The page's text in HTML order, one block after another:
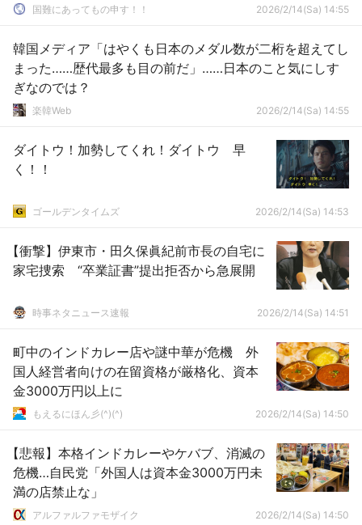
国難にあってもの申す！！ 2026/2/14(Sa) 14:55
韓国メディア「はやくも日本のメダル数が二桁を超えてし
まった……歴代最多も目の前だ」……日本のこと気にしす
ぎなのでは？
楽韓Web 2026/2/14(Sa) 14:55
ダイトウ！加勢してくれ！ダイトウ 早
く！！
ゴールデンタイムズ 2026/2/14(Sa) 14:53
【衝撃】伊東市・田久保眞紀前市長の自宅に
家宅捜索 “卒業証書”提出拒否から急展開
時事ネタニュース速報 2026/2/14(Sa) 14:51
町中のインドカレー店や謎中華が危機 外
国人経営者向けの在留資格が厳格化、資本
金3000万円以上に
もえるにほん彡(^)(^) 2026/2/14(Sa) 14:50
【悲報】本格インドカレーやケバブ、消滅の
危機…自民党「外国人は資本金3000万円未
満の店禁止な」
アルファルファモザイク 2026/2/14(Sa) 14:50